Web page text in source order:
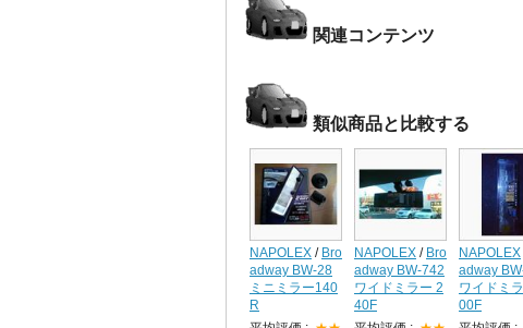
関連コンテンツ
類似商品と比較する
NAPOLEX / Bro
adway BW-28
ミニミラー140
R
NAPOLEX / Bro
adway BW-742
ワイドミラー 2
40F
NAPOLEX
adway
ワイドミ
00F